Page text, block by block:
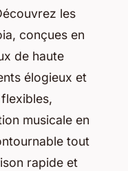
les
conçues en
de haute
élogieux et
musicale en
tout
rapide et